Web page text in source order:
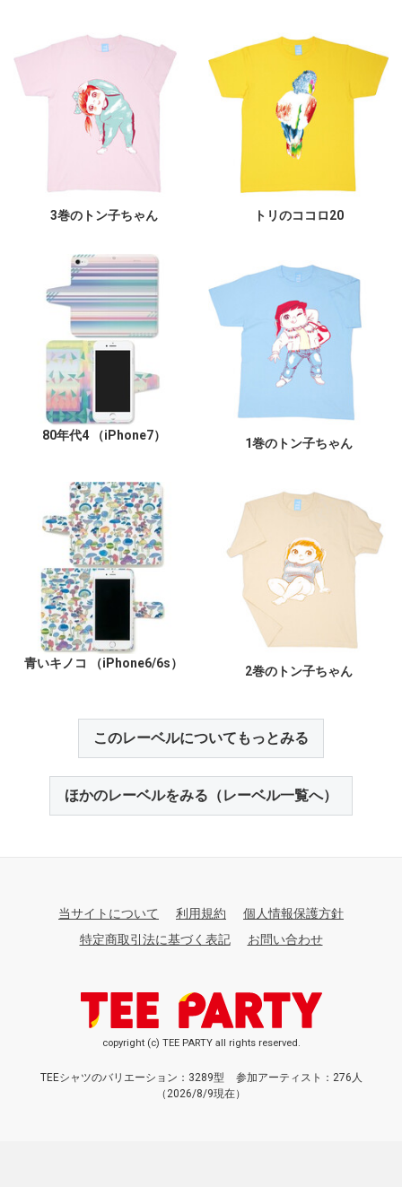
3巻のトン子ちゃん トリのココロ20
80年代4 （iPhone7）
1巻のトン子ちゃん
青いキノコ （iPhone6/6s）
2巻のトン子ちゃん
このレーベルについてもっとみる
ほかのレーベルをみる（レーベル一覧へ）
当サイトについて 利用規約
個人情報保護方針
特定商取引法に基づく表記
お問い合わせ
copyright (c) TEE PARTY all rights reserved.
TEEシャツのバリエーション：3289型
参加アーティスト：276人
（2026/8/9現在）